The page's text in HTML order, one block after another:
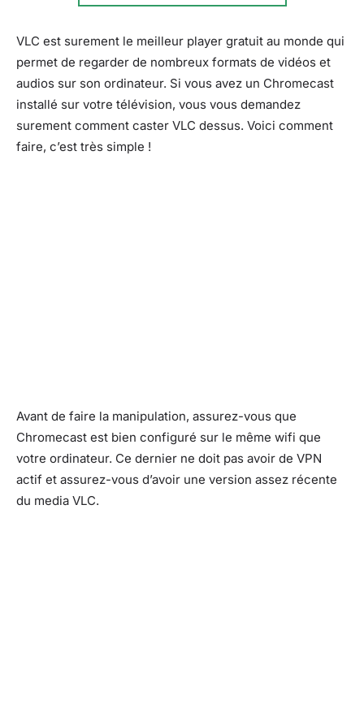
VLC est surement le meilleur player gratuit au monde qui
permet de regarder de nombreux formats de vidéos et
audios sur son ordinateur. Si vous avez un Chromecast
installé sur votre télévision, vous vous demandez
surement comment caster VLC dessus. Voici comment
faire, c’est très simple !
Avant de faire la manipulation, assurez-vous que
Chromecast est bien configuré sur le même wifi que
votre ordinateur. Ce dernier ne doit pas avoir de VPN
actif et assurez-vous d’avoir une version assez récente
du media VLC.